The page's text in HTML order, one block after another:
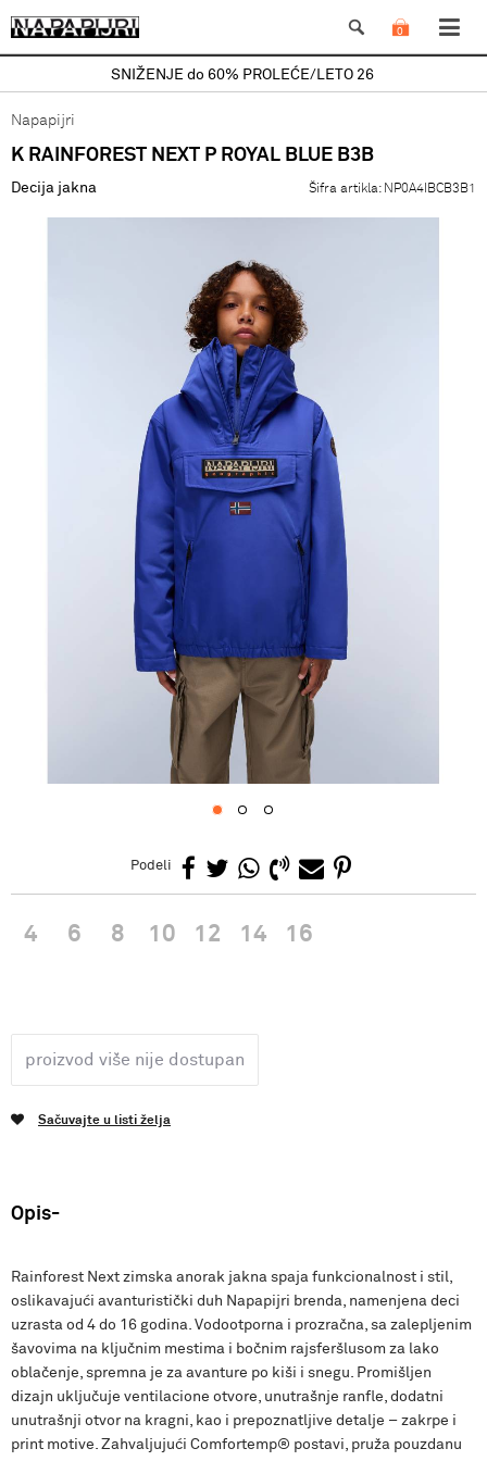
0
SNIŽENJE do 60% PROLEĆE/LETO 26
Napapijri
K RAINFOREST NEXT P ROYAL BLUE B3B
Decija jakna Šifra artikla: NP0A4IBCB3B1
Podeli
4 6 8 10 12 14 16
proizvod više nije dostupan
Sačuvajte u listi želja
Opis
Rainforest Next zimska anorak jakna spaja funkcionalnost i stil,
oslikavajući avanturistički duh Napapijri brenda, namenjena deci
uzrasta od 4 do 16 godina. Vodootporna i prozračna, sa zalepljenim
šavovima na ključnim mestima i bočnim rajsferšlusom za lako
oblačenje, spremna je za avanture po kiši i snegu. Promišljen
dizajn uključuje ventilacione otvore, unutrašnje ranfle, dodatni
unutrašnji otvor na kragni, kao i prepoznatljive detalje – zakrpe i
print motive. Zahvaljujući Comfortemp® postavi, pruža pouzdanu